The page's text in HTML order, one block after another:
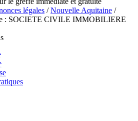
légales /Nouvelle Aquitaine /
: SOCIETE CIVILE IMMOBILIERE